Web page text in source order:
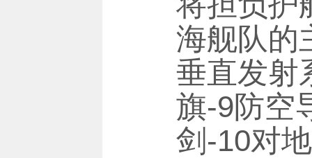
海舰队的
垂直发射
旗-9防空
剑-10对